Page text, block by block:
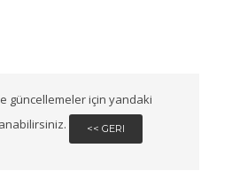
güncellemeler için yandaki
<< GERI